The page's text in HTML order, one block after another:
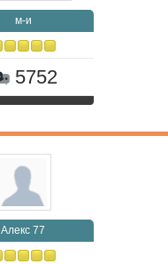
м-и
5752
Алекс 77